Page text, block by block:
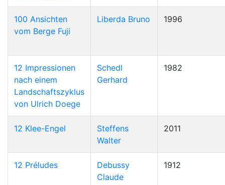
100 Ansichten
vom Berge Fuji
Liberda Bruno 1996
12 Impressionen
nach einem
Landschaftszyklus
von Ulrich Doege
Schedl
Gerhard
1982
12 Klee-Engel
Steffens
Walter
2011
12 Préludes
Debussy
Claude
1912